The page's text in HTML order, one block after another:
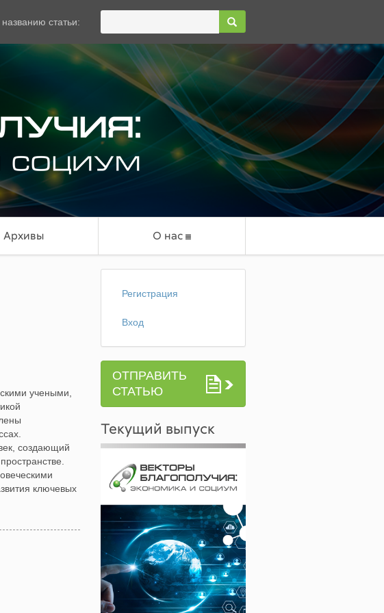
статьи:
Архивы О нас
учеными,
создающий
ключевых
Регистрация
Вход
ОТПРАВИТЬ
СТАТЬЮ
Текущий выпуск